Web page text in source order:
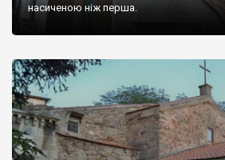
насиченою ніж перша.